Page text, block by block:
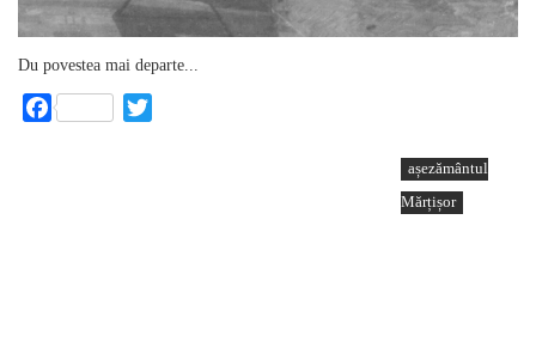
Du povestea mai departe...
Facebook
așezământul
Mărțișor